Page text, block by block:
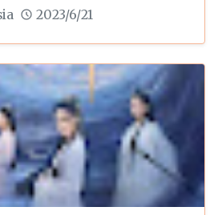
2023/6/21